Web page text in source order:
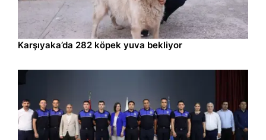
09.08.2026 13:28
Karşıyaka’da 282 köpek yuva bekliyor